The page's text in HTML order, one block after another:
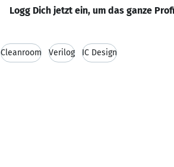
Logg Dich jetzt ein, um das ganze
Cleanroom Verilog IC Design